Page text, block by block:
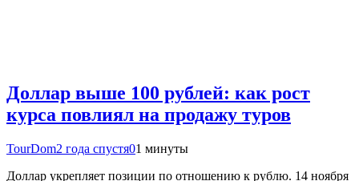
Доллар выше 100 рублей: как рост
курса повлиял на продажу туров
TourDom2 года спустя01 минуты
Доллар укрепляет позиции по отношению к рублю. 14 ноября